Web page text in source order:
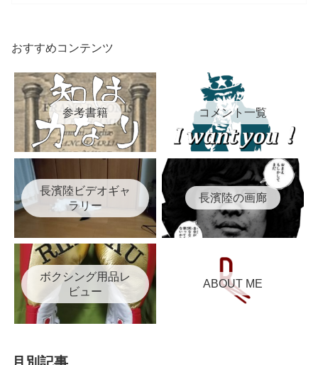
おすすめコンテンツ
参考書籍 コメント一覧
長濱陸ビデオギャ
ラリー
長濱陸の画廊
ボクシング用品レ
ビュー
ABOUT ME